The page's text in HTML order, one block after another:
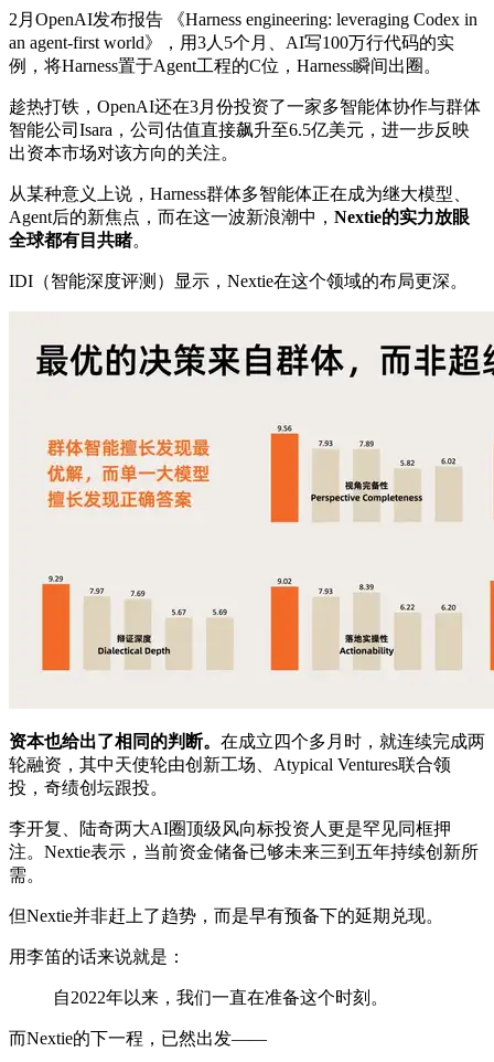
2月OpenAI发布报告 《Harness engineering: leveraging Codex in
an agent-first world》，用3人5个月、AI写100万行代码的实
例，将Harness置于Agent工程的C位，Harness瞬间出圈。
趁热打铁，OpenAI还在3月份投资了一家多智能体协作与群体
智能公司Isara，公司估值直接飙升至6.5亿美元，进一步反映
出资本市场对该方向的关注。
从某种意义上说，Harness群体多智能体正在成为继大模型、
Agent后的新焦点，而在这一波新浪潮中， Nextie的实力放眼
全球都有目共睹。
IDI（智能深度评测）显示，Nextie在这个领域的布局更深。
资本也给出了相同的判断。 在成立四个多月时，就连续完成两
轮融资，其中天使轮由创新工场、Atypical Ventures联合领
投，奇绩创坛跟投。
李开复、陆奇两大AI圈顶级风向标投资人更是罕见同框押
注。Nextie表示，当前资金储备已够未来三到五年持续创新所
需。
但Nextie并非赶上了趋势，而是早有预备下的延期兑现。
用李笛的话来说就是：
自2022年以来，我们一直在准备这个时刻。
而Nextie的下一程，已然出发——